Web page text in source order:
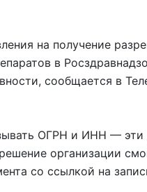
на получение
в
сообщается в
ОГРН и ИНН — эти
организации
со ссылкой на